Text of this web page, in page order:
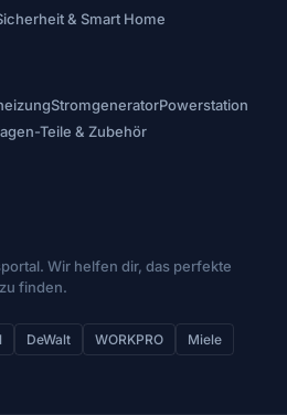
& Smart Home
StromgeneratorPowerstation
Teile & Zubehör
Wir helfen dir, das perfekte
finden.
DeWalt WORKPRO
Miele